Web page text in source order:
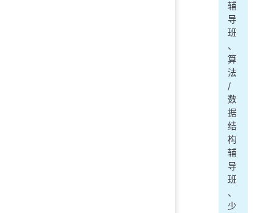
辅
导
班
、
算
法
/
数
据
结
构
辅
导
班
、
少